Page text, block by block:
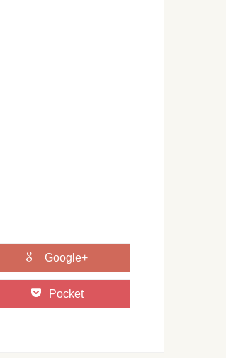
ールテクニックを上げる練習な
が上手く付き合うコツ
るコツと楽しむメリット
Google+
Pocket